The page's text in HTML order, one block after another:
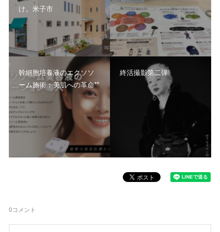
け。米子市
幹細胞培養液のエクソソ
ーム施術：美肌への革命**
終活撮影第二弾!
0コメント